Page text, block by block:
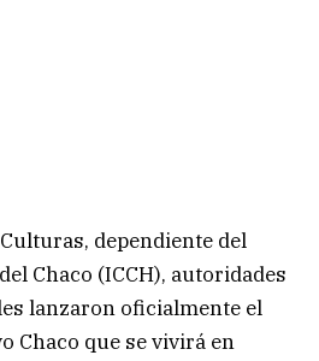
dependiente del
Chaco (ICCH), autoridades
lanzaron oficialmente el
Chaco que se vivirá en